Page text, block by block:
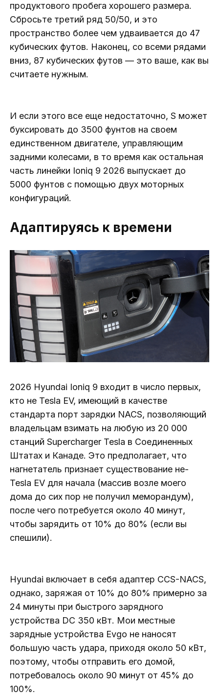
продуктового пробега хорошего размера.
Сбросьте третий ряд 50/50, и это
пространство более чем удваивается до 47
кубических футов. Наконец, со всеми рядами
вниз, 87 кубических футов — это ваше, как вы
считаете нужным.
И если этого все еще недостаточно, S может
буксировать до 3500 фунтов на своем
единственном двигателе, управляющим
задними колесами, в то время как остальная
часть линейки Ioniq 9 2026 выпускает до
5000 фунтов с помощью двух моторных
конфигураций.
Адаптируясь к времени
2026 Hyundai Ioniq 9 входит в число первых,
кто не Tesla EV, имеющий в качестве
стандарта порт зарядки NACS, позволяющий
владельцам взимать на любую из 20 000
станций Supercharger Tesla в Соединенных
Штатах и ​​Канаде. Это предполагает, что
нагнетатель признает существование не-
Tesla EV для начала (массив возле моего
дома до сих пор не получил меморандум),
после чего потребуется около 40 минут,
чтобы зарядить от 10% до 80% (если вы
спешили).
Hyundai включает в себя адаптер CCS-NACS,
однако, заряжая от 10% до 80% примерно за
24 минуты при быстрого зарядного
устройства DC 350 кВт. Мои местные
зарядные устройства Evgo не наносят
большую часть удара, приходя около 50 кВт,
поэтому, чтобы отправить его домой,
потребовалось около 90 минут от 45% до
100%.